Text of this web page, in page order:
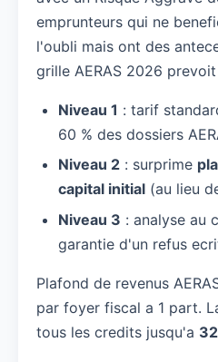
emprunteurs qui ne
l'oubli mais ont des
grille AERAS 2026 prevoit
Niveau 1 : tarif
60 % des dossiers
Niveau 2 : surprime
capital initial (au lieu
Niveau 3 : analyse au
garantie d'un refus
Plafond de revenus
par foyer fiscal a 1 part.
tous les credits jusqu'a